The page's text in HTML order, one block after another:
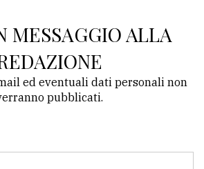
MESSAGGIO ALLA
ed eventuali dati personali non
pubblicati.